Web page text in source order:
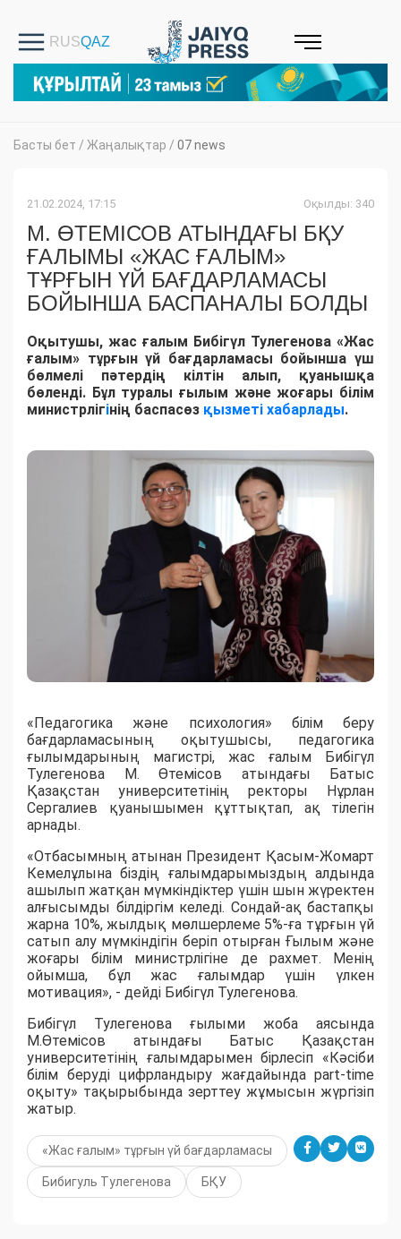
Басты бет / Жаңалықтар / 07 news
21.02.2024, 17:15 Оқылды: 340
М. ӨТЕМІСОВ АТЫНДАҒЫ БҚУ
ҒАЛЫМЫ «ЖАС ҒАЛЫМ»
ТҰРҒЫН ҮЙ БАҒДАРЛАМАСЫ
БОЙЫНША БАСПАНАЛЫ БОЛДЫ
Оқытушы, жас ғалым Бибігүл Тулегенова «Жас
ғалым» тұрғын үй бағдарламасы бойынша үш
бөлмелі пәтердің кілтін алып, қуанышқа
бөленді. Бұл туралы ғылым және жоғары білім
министрлігінің баспасөз қызметі хабарлады.
«Педагогика және психология» білім беру
бағдарламасының оқытушысы, педагогика
ғылымдарының магистрі, жас ғалым Бибігүл
Тулегенова М. Өтемісов атындағы Батыс
Қазақстан университетінің ректоры Нұрлан
Сергалиев қуанышымен құттықтап, ақ тілегін
арнады.
«Отбасымның атынан Президент Қасым-Жомарт
Кемелұлына біздің ғалымдарымыздың алдында
ашылып жатқан мүмкіндіктер үшін шын жүректен
алғысымды білдіргім келеді. Сондай-ақ бастапқы
жарна 10%, жылдық мөлшерлеме 5%-ға тұрғын үй
сатып алу мүмкіндігін беріп отырған Ғылым және
жоғары білім министрлігіне де рахмет. Менің
ойымша, бұл жас ғалымдар үшін үлкен
мотивация», - дейді Бибігүл Тулегенова.
Бибігүл Тулегенова ғылыми жоба аясында
М.Өтемісов атындағы Батыс Қазақстан
университетінің ғалымдарымен бірлесіп «Кәсіби
білім беруді цифрландыру жағдайында part-time
оқыту» тақырыбында зерттеу жұмысын жүргізіп
жатыр.
«Жас ғалым» тұрғын үй бағдарламасы
Бибигуль Тулегенова БҚУ